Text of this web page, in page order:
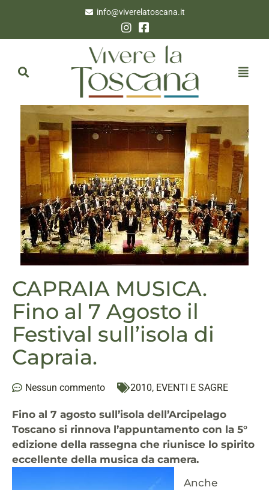
info@viverelatoscana.it
CAPRAIA MUSICA.
Fino al 7 Agosto il
Festival sull’isola di
Capraia.
Nessun commento 2010, EVENTI E SAGRE
Fino al 7 agosto sull’isola dell’Arcipelago
Toscano si rinnova l’appuntamento con la 5°
edizione della rassegna che riunisce lo spirito
eccellente della musica da camera.
Anche